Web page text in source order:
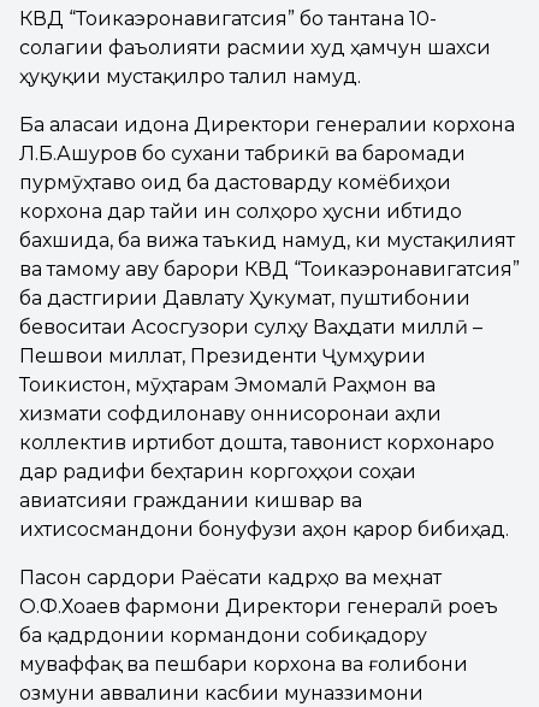
КВД “Тоҷикаэронавигатсия” бо тантана 10-
солагии фаъолияти расмии худ ҳамчун шахси
ҳуқуқии мустақилро таҷлил намуд.
Ба ҷаласаи идона Директори генералии корхона
Л.Б.Ашуров бо сухани табрикӣ ва баромади
пурмӯҳтаво оид ба дастоварду комёбиҳои
корхона дар тайи ин солҳоро ҳусни ибтидо
бахшида, ба вижа таъкид намуд, ки мустақилият
ва тамому авҷу барори КВД “Тоҷикаэронавигатсия”
ба дастгирии Давлату Ҳукумат, пуштибонии
бевоситаи Асосгузори сулҳу Ваҳдати миллӣ –
Пешвои миллат, Президенти Ҷумҳурии
Тоҷикистон, мӯҳтарам Эмомалӣ Раҳмон ва
хизмати софдилонаву ҷоннисоронаи аҳли
коллектив иртибот дошта, тавонист корхонаро
дар радифи беҳтарин коргоҳҳои соҳаи
авиатсияи граждании кишвар ва
ихтисосмандони бонуфузи ҷаҳон қарор бибиҳад.
Пасон сардори Раёсати кадрҳо ва меҳнат
О.Ф.Хоҷаев фармони Директори генералӣ роҷеъ
ба қадрдонии кормандони собиқадору
муваффақ ва пешбари корхона ва ғолибони
озмуни аввалини касбии муназзимони